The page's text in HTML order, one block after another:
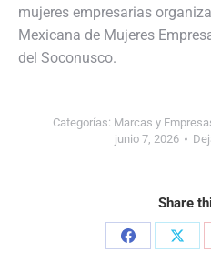
mujeres empresarias
Mexicana de Mujeres
del Soconusco.
Categorías: Marcas y
junio 7, 2026
Share
Share